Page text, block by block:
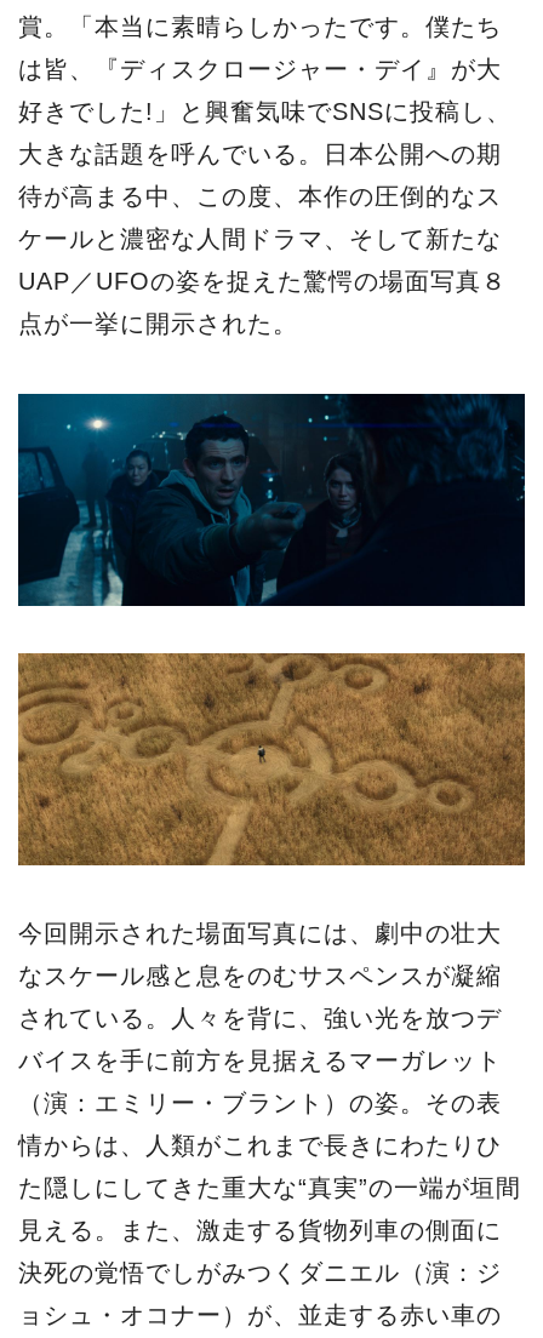
賞。「本当に素晴らしかったです。僕たち
は皆、『ディスクロージャー・デイ』が大
好きでした!」と興奮気味でSNSに投稿し、
大きな話題を呼んでいる。日本公開への期
待が高まる中、この度、本作の圧倒的なス
ケールと濃密な人間ドラマ、そして新たな
UAP／UFOの姿を捉えた驚愕の場面写真８
点が一挙に開示された。
今回開示された場面写真には、劇中の壮大
なスケール感と息をのむサスペンスが凝縮
されている。人々を背に、強い光を放つデ
バイスを手に前方を見据えるマーガレット
（演：エミリー・ブラント）の姿。その表
情からは、人類がこれまで長きにわたりひ
た隠しにしてきた重大な“真実”の一端が垣間
見える。また、激走する貨物列車の側面に
決死の覚悟でしがみつくダニエル（演：ジ
ョシュ・オコナー）が、並走する赤い車の